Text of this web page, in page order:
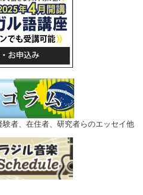
者、在住者、研究者らのエッセイ他